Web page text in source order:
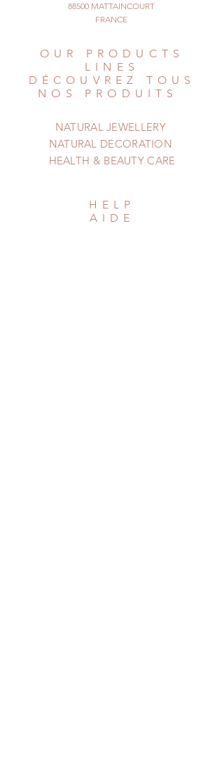
88500 MATTAINCOURT
FRANCE
OUR PRODUCTS
LINES
DÉCOUVREZ TOUS
NOS PRODUITS
NATURAL JEWELLERY
NATURAL DECORATION
HEALTH & BEAUTY CARE
HELP
AIDE